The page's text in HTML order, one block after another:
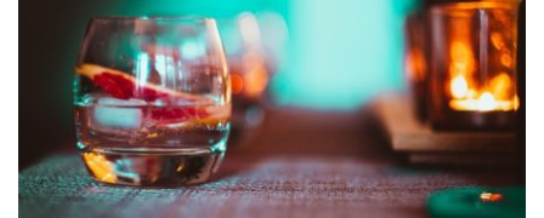
בהם
כברמן